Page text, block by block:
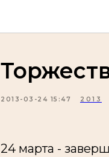
2013-03-24 15:47 2013
24 марта -